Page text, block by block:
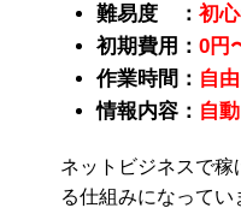
難易度 ： 初
初期費用： 0円
作業時間： 自由
情報内容： 自
ネットビジネスで
る仕組みになってい